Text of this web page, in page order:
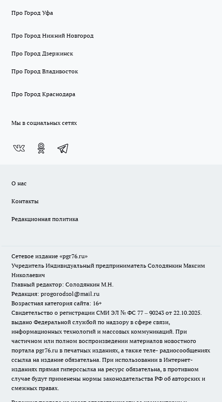
Про Город Уфа
Про Город Нижний Новгород
Про Город Дзержинск
Про Город Владивосток
Про Город Краснодара
Мы в социальных сетях
О нас
Контакты
Редакционная политика
Сетевое издание «pgr76.ru»
Учредитель Индивидуальный предприниматель Солодянкин Максим
Николаевич
Главный редактор: Солодянкин М.Н.
Редакция: progorodsol@mail.ru
Возрастная категория сайта: 16+
Свидетельство о регистрации СМИ ЭЛ № ФС 77 – 90243 от 22.10.2025.
выдано Федеральной службой по надзору в сфере связи,
информационных технологий и массовых коммуникаций. При
частичном или полном воспроизведении материалов новостного
портала pgr76.ru в печатных изданиях, а также теле- радиосообщениях
ссылка на издание обязательна. При использовании в Интернет-
изданиях прямая гиперссылка на ресурс обязательна, в противном
случае будут применены нормы законодательства РФ об авторских и
смежных правах.